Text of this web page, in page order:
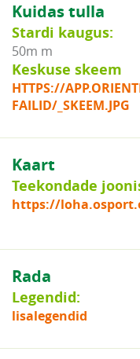
Kuidas tulla
Stardi kaugus:
50m m
Keskuse skeem
HTTPS://
FAILID/_SKEEM.JPG
Kaart
Teekondade
https://
Rada
Legendid:
lisalegendid